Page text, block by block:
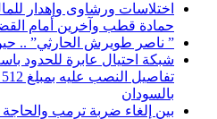
اختلاسات ورشاوى وإهدار
حمادة قطب وآخرين أمام
” ناصر طويرش الحارثي” ..
شبكة احتيال عابرة للحدود
بالسودان
بين إلغاء ضربة ترمب والحاجة